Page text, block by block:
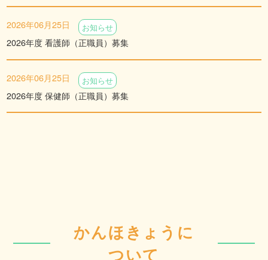
2026年06月25日 お知らせ
2026年度 看護師（正職員）募集
2026年06月25日 お知らせ
2026年度 保健師（正職員）募集
かんほきょうに
ついて